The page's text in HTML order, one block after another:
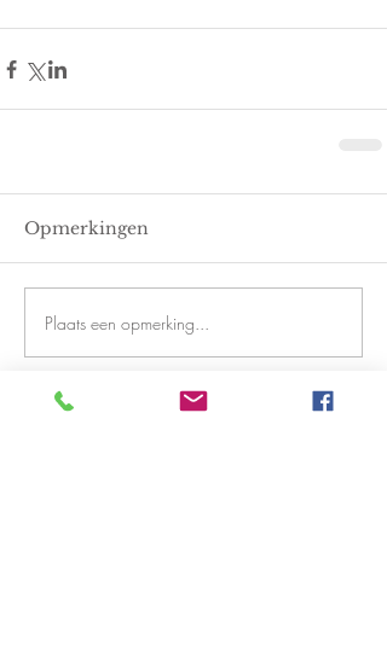
Opmerkingen
Plaats een opmerking...